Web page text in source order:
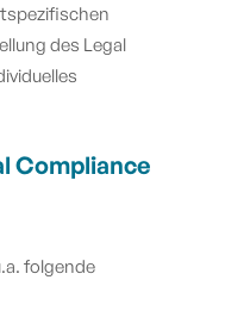
des Legal
Compliance
folgende